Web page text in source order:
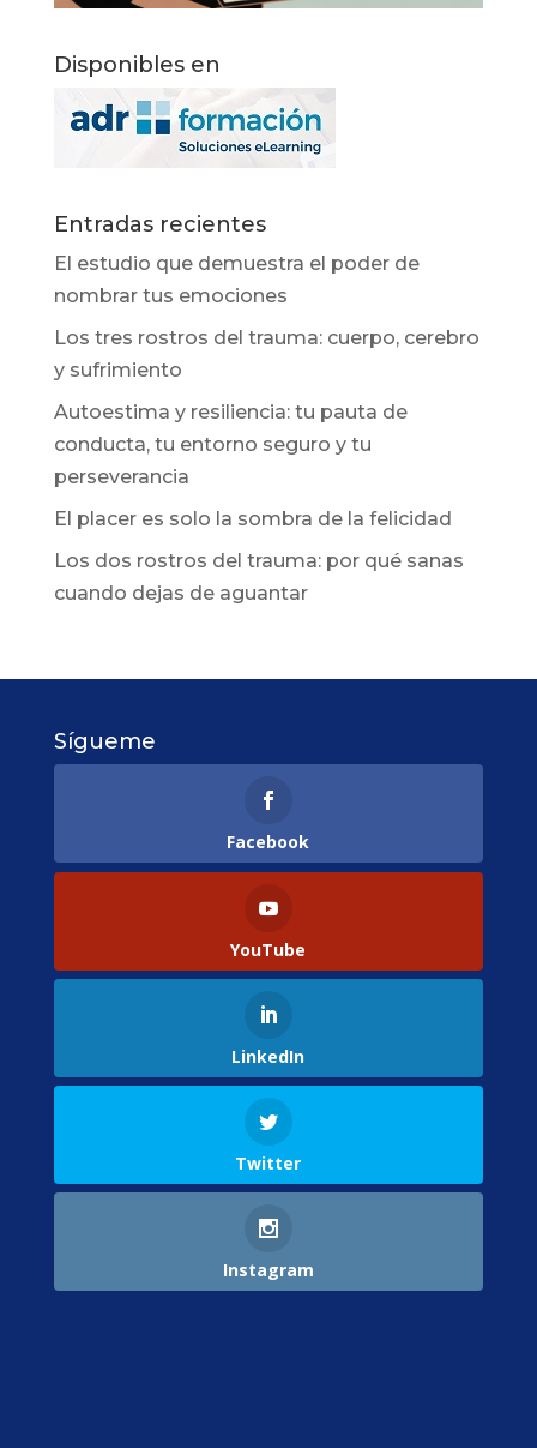
Disponibles en
Entradas recientes
El estudio que demuestra el poder de
nombrar tus emociones
Los tres rostros del trauma: cuerpo, cerebro
y sufrimiento
Autoestima y resiliencia: tu pauta de
conducta, tu entorno seguro y tu
perseverancia
El placer es solo la sombra de la felicidad
Los dos rostros del trauma: por qué sanas
cuando dejas de aguantar
Sígueme
Facebook
YouTube
LinkedIn
Twitter
Instagram